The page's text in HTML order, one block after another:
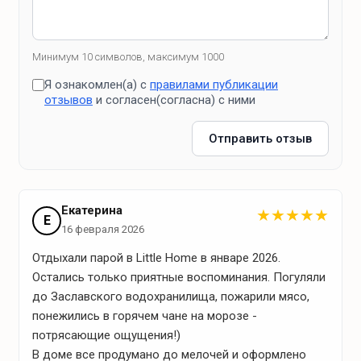
Электрический чайник
Фильтр очистки воды
Зона барбекю
Угли
Решетка
Минимум 10 символов, максимум 1000
Я ознакомлен(а) с правилами публикации
отзывов и согласен(согласна) с ними
Отправить отзыв
Е
Екатерина
16 февраля 2026
★★★★★
Отдыхали парой в Little Home в январе 2026.
Остались только приятные воспоминания. Погуляли
до Заславского водохранилища, пожарили мясо,
понежились в горячем чане на морозе -
потрясающие ощущения!)
В доме все продумано до мелочей и оформлено